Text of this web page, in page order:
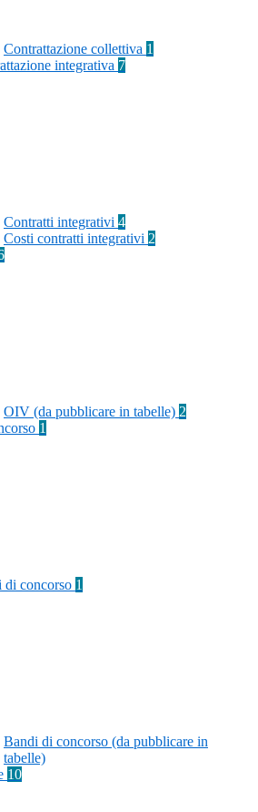
Contrattazione collettiva 1
integrativa 7
Contratti integrativi 4
Costi contratti integrativi 2
OIV (da pubblicare in tabelle) 2
1
di concorso 1
Bandi di concorso (da pubblicare in
tabelle)
10